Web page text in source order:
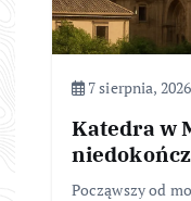
7 sierpnia, 2026
Katedra w
Począwszy od